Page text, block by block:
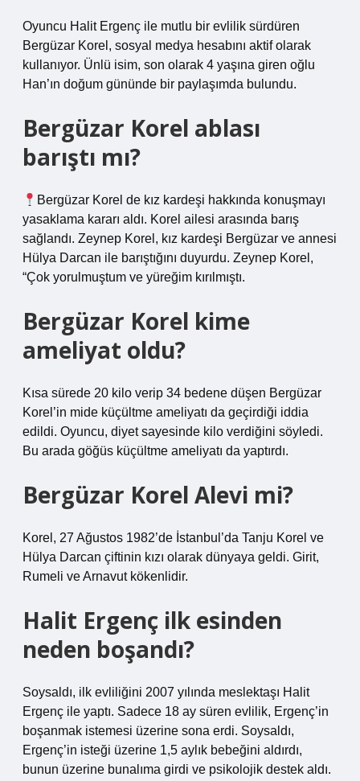
Oyuncu Halit Ergenç ile mutlu bir evlilik sürdüren
Bergüzar Korel, sosyal medya hesabını aktif olarak
kullanıyor. Ünlü isim, son olarak 4 yaşına giren oğlu
Han’ın doğum gününde bir paylaşımda bulundu.
Bergüzar Korel ablası
barıştı mı?
Bergüzar Korel de kız kardeşi hakkında konuşmayı
yasaklama kararı aldı. Korel ailesi arasında barış
sağlandı. Zeynep Korel, kız kardeşi Bergüzar ve annesi
Hülya Darcan ile barıştığını duyurdu. Zeynep Korel,
“Çok yorulmuştum ve yüreğim kırılmıştı.
Bergüzar Korel kime
ameliyat oldu?
Kısa sürede 20 kilo verip 34 bedene düşen Bergüzar
Korel’in mide küçültme ameliyatı da geçirdiği iddia
edildi. Oyuncu, diyet sayesinde kilo verdiğini söyledi.
Bu arada göğüs küçültme ameliyatı da yaptırdı.
Bergüzar Korel Alevi mi?
Korel, 27 Ağustos 1982’de İstanbul’da Tanju Korel ve
Hülya Darcan çiftinin kızı olarak dünyaya geldi. Girit,
Rumeli ve Arnavut kökenlidir.
Halit Ergenç ilk esinden
neden boşandı?
Soysaldı, ilk evliliğini 2007 yılında meslektaşı Halit
Ergenç ile yaptı. Sadece 18 ay süren evlilik, Ergenç’in
boşanmak istemesi üzerine sona erdi. Soysaldı,
Ergenç’in isteği üzerine 1,5 aylık bebeğini aldırdı,
bunun üzerine bunalıma girdi ve psikolojik destek aldı.